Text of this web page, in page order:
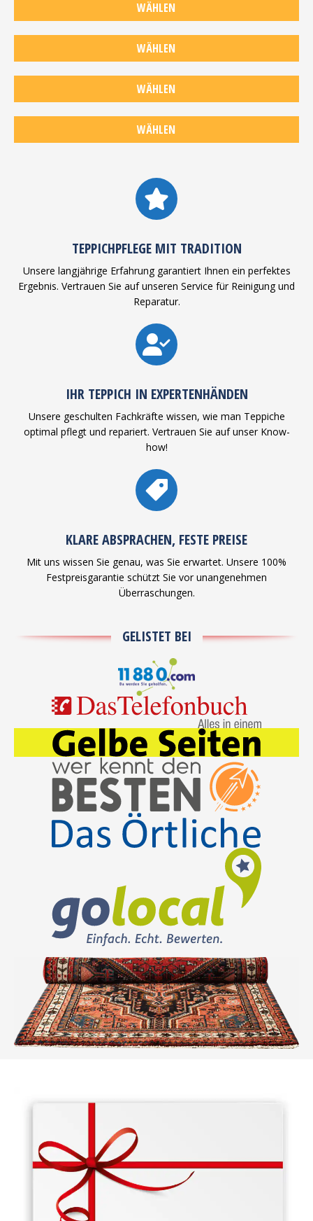
REINIGUNG
REPARATUR &
RESTAURATION
WÄHLEN
FLECKENENTFERNUNG
WÄHLEN
MOTTENBESEITIGUNG
WÄHLEN
WASSERSCHADEN
WÄHLEN
TEPPICHPFLEGE MIT TRADITION
Unsere langjährige Erfahrung garantiert Ihnen ein perfektes
Ergebnis. Vertrauen Sie auf unseren Service für Reinigung und
Reparatur.
IHR TEPPICH IN EXPERTENHÄNDEN
Unsere geschulten Fachkräfte wissen, wie man Teppiche
optimal pflegt und repariert. Vertrauen Sie auf unser Know-
how!
KLARE ABSPRACHEN, FESTE PREISE
Mit uns wissen Sie genau, was Sie erwartet. Unsere 100%
Festpreisgarantie schützt Sie vor unangenehmen
Überraschungen.
GELISTET BEI